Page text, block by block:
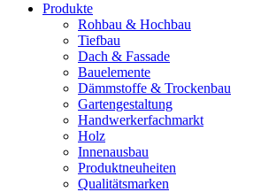
Produkte
Rohbau & Hochbau
Tiefbau
Dach & Fassade
Bauelemente
Dämmstoffe & Trockenbau
Gartengestaltung
Handwerkerfachmarkt
Holz
Innenausbau
Produktneuheiten
Qualitätsmarken